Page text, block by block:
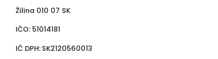
Žilina 010 07 SK
IČO: 51014181
IČ DPH: SK2120560013